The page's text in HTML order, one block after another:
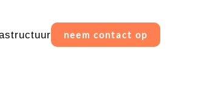
neem contact op